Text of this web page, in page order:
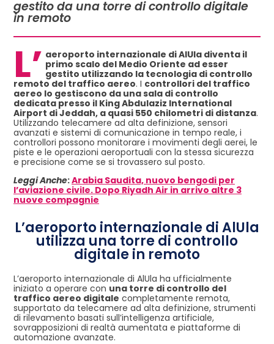
gestito da una torre di controllo digitale
in remoto
L’ aeroporto internazionale di AlUla diventa il
primo scalo del Medio Oriente ad esser
gestito utilizzando la tecnologia di controllo
remoto del traffico aereo. I controllori del traffico
aereo lo gestiscono da una sala di controllo
dedicata presso il King Abdulaziz International
Airport di Jeddah, a quasi 550 chilometri di distanza.
Utilizzando telecamere ad alta definizione, sensori
avanzati e sistemi di comunicazione in tempo reale, i
controllori possono monitorare i movimenti degli aerei, le
piste e le operazioni aeroportuali con la stessa sicurezza
e precisione come se si trovassero sul posto.
Leggi Anche:Arabia Saudita, nuovo bengodi per
l’aviazione civile. Dopo Riyadh Air in arrivo altre 3
nuove compagnie
L’aeroporto internazionale di AlUla
utilizza una torre di controllo
digitale in remoto
L’aeroporto internazionale di AlUla ha ufficialmente
iniziato a operare con una torre di controllo del
traffico aereo digitale completamente remota,
supportato da telecamere ad alta definizione, strumenti
di rilevamento basati sull’intelligenza artificiale,
sovrapposizioni di realtà aumentata e piattaforme di
automazione avanzate.